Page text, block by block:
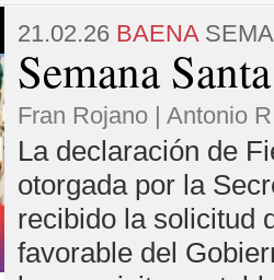
21.02.26 BAENA
Semana
Fran Rojano | Antonio
La declaración de
otorgada por la
recibido la solicitud
favorable del